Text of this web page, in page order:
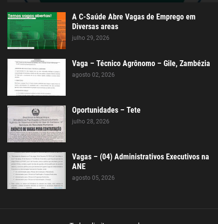
A C-Saúde Abre Vagas de Emprego em
Diversas areas
julho 29, 2026
Vaga – Técnico Agrônomo – Gile, Zambézia
agosto 02, 2026
Oportunidades – Tete
julho 28, 2026
Vagas – (04) Administrativos Executivos na
ANE
agosto 05, 2026